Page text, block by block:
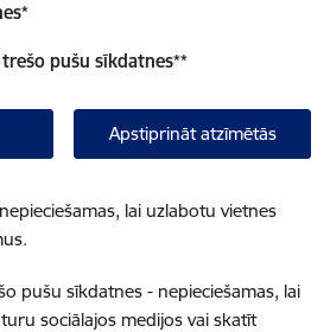
*
pušu sīkdatnes**
Apstiprināt atzīmētās
lai uzlabotu vietnes
pušu sīkdatnes - nepieciešamas, lai
sociālajos medijos vai skatīt